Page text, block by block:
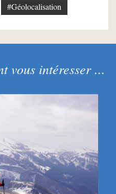
#Géolocalisation
vous intéresser ...